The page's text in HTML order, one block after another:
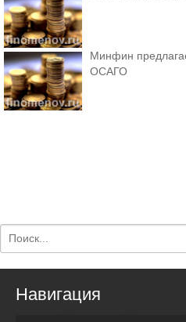
Минфин
ОСАГО
Навигация